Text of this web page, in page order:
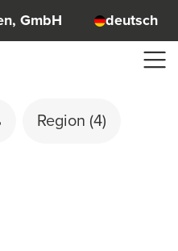
GmbH deutsch
Region (4)